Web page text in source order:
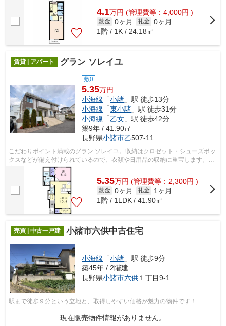
4.1万円 (管理費等：4,000円 )
敷金 0ヶ月 礼金 0ヶ月
1階 / 1K / 24.18㎡
賃貸 | アパート グラン ソレイユ
敷0
5.35万円
小海線 「小諸 」駅 徒歩13分
小海線 「東小諸 」駅 徒歩31分
小海線 「乙女 」駅 徒歩42分
築9年 / 41.90㎡
長野県小諸市乙507-11
こだわりポイント満載のグラン ソレイユ。収納はクロゼット・シューズボッ
クスなどが備え付けられているので、衣類や日用品の収納に重宝します。来
客時にはTVインターホンを使用して訪...
5.35万円 (管理費等：2,300円 )
敷金 0ヶ月 礼金
1ヶ月
1階 / 1LDK / 41.90㎡
売買 | 中古一戸建 小諸市六供中古住宅
小海線 「小諸 」駅 徒歩9分
築45年 / 2階建
長野県小諸市六供１丁目9-1
駅まで徒歩９分という立地と、取得しやすい価格が魅力の物件です！
現在販売物件情報がありません。